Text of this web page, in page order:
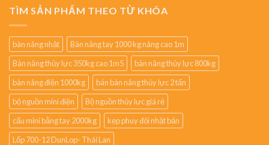
TÌM SẢN PHẨM THEO TỪ KHÓA
bàn nâng nhật
Bàn nâng tay 1000 kg nâng cao 1m
Bàn nâng thủy lực 350kg cao 1m5
bàn nâng thủy lực 800kg
bàn nâng điện 1000kg
bán bàn nâng thủy lực 2 tấn
bộ nguồn mini điện
Bộ nguồn thủy lực giá rẻ
cẩu mini bằng tay 2000kg
kẹp phuy đôi nhật bản
Lốp 700-12 DunLop- Thái Lan